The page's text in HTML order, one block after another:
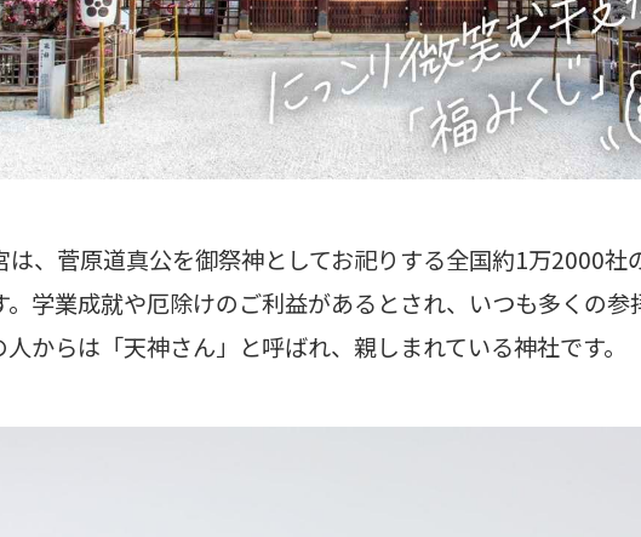
は、菅原道真公を御祭神としてお祀りする全国約1万2000社
。学業成就や厄除けのご利益があるとされ、いつも多くの参
人からは「天神さん」と呼ばれ、親しまれている神社です。